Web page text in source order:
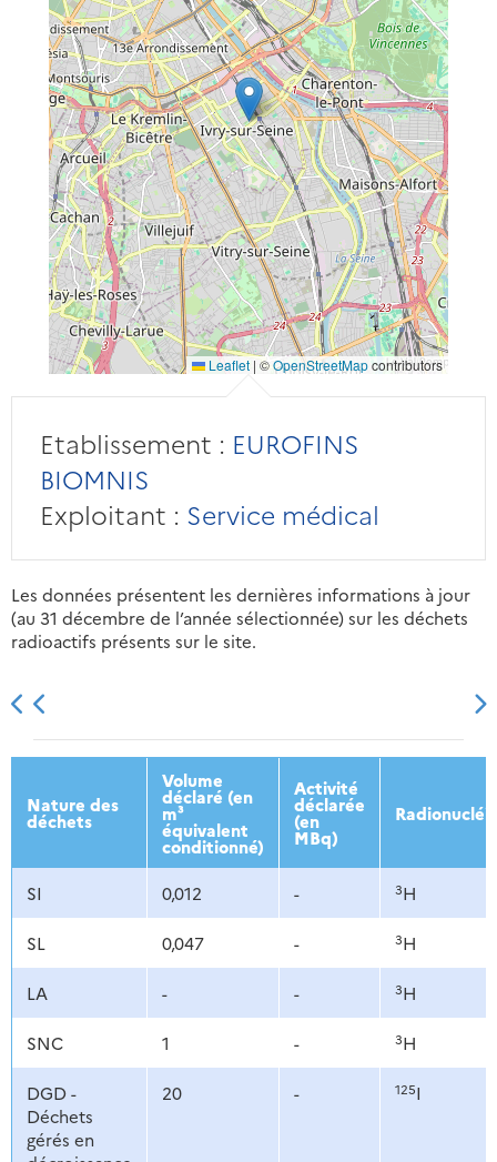
Leaflet | ©OpenStreetMapcontributors
Etablissement : EUROFINS
BIOMNIS
Exploitant : Service médical
Les données présentent les dernières informations à jour
(au 31 décembre de l’année sélectionnée) sur les déchets
radioactifs présents sur le site.
2013 2014 2015 2016
Nature des
déchets
Volume
déclaré (en
m³
équivalent
conditionné)
Activité
déclarée
(en
MBq)
SI 0,012 - 3H
SL 0,047 - 3H
LA - - 3H
SNC 1 - 3H
DGD -
Déchets
gérés en
20 - 125I